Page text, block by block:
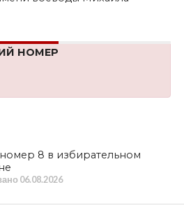
НОМЕР
8 в избирательном
06.08.2026